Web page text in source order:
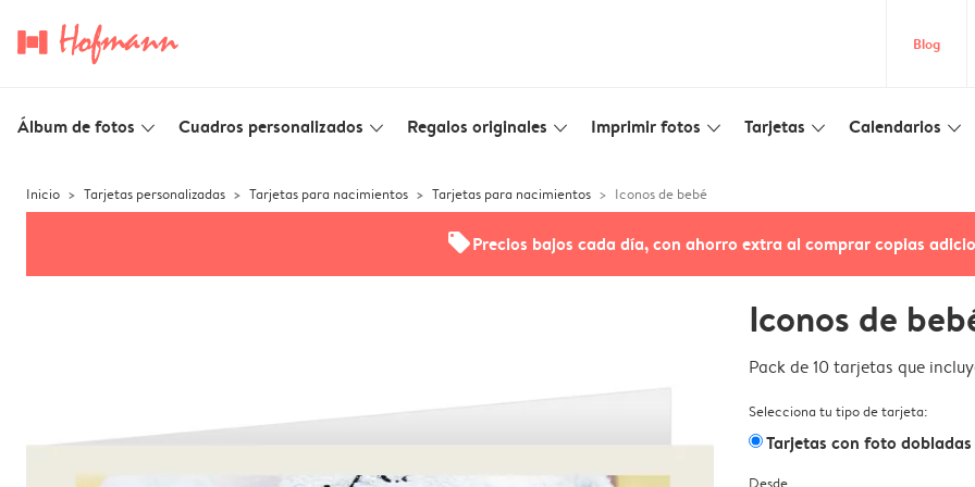
Blog
Álbum de fotos slim_arrow_down Cuadros personalizados slim_arrow_down Regalos originales slim_arrow_down Imprimir fotos slim_arrow_down Tarjetas slim_arrow_down Calendarios slim_arrow_down
Inicio Tarjetas personalizadas Tarjetas para nacimientos Tarjetas para nacimientos Iconos de bebé
offersPrecios bajos cada día, con ahorro extra al comprar copias
Iconos de
Pack de 10 tarjetas que
Selecciona tu tipo de tarjeta:
Tarjetas con foto dobladas
Desde